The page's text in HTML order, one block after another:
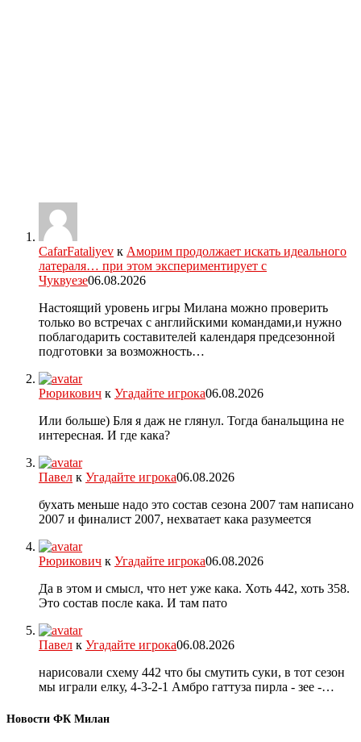
CafarFataliyev к Аморим продолжает искать идеального
латераля… при этом экспериментирует с
Чуквуезе06.08.2026
Настоящий уровень игры Милана можно проверить
только во встречах с английскими командами,и нужно
поблагодарить составителей календаря предсезонной
подготовки за возможность…
Рюрикович к Угадайте игрока06.08.2026
Или больше) Бля я даж не глянул. Тогда банальщина не
интересная. И где кака?
Павел к Угадайте игрока06.08.2026
бухать меньше надо это состав сезона 2007 там написано
2007 и финалист 2007, нехватает кака разумеется
Рюрикович к Угадайте игрока06.08.2026
Да в этом и смысл, что нет уже кака. Хоть 442, хоть 358.
Это состав после кака. И там пато
Павел к Угадайте игрока06.08.2026
нарисовали схему 442 что бы смутить суки, в тот сезон
мы играли елку, 4-3-2-1 Амбро гаттуза пирла - зее -…
Новости ФК Милан